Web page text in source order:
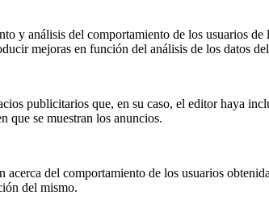
y análisis del comportamiento de los usuarios
mejoras en función del análisis de los datos
publicitarios que, en su caso, el editor haya
que se muestran los anuncios.
del comportamiento de los usuarios
del mismo.